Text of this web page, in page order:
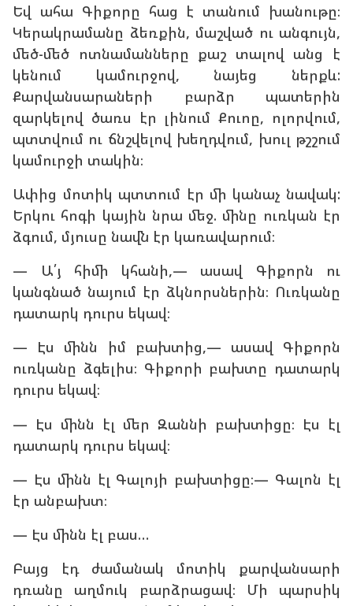
Եվ ահա Գիքորը հաց է տանում խանութը։
Կերակրամանը ձեռքին, մաշված ու անգույն,
մեծ-մեծ ոտնամանները քաշ տալով անց է
կենում կամուրջով, նայեց ներքև:
Քարվանսարաների բարձր պատերին
զարկելով ծառս էր լինում Քուոը, ոլորվում,
պտտվում ու ճնշվելով խեղդվում, խուլ թշշում
կամուրջի տակին։
Ափից մոտիկ պտտում էր մի կանաչ նավակ:
Երկու հոգի կային նրա մեջ. մինը ուռկան էր
ձգում, մյուսը նավն էր կառավարում։
— Ա՛յ հիմի կհանի,— ասավ Գիքորն ու
կանգնած նայում էր ձկնորսներին։ Ուռկանը
դատարկ դուրս եկավ։
— Էս մինն իմ բախտից,— ասավ Գիքորն
ուռկանը ձգելիս։ Գիքորի բախտը դատարկ
դուրս եկավ։
— Էս մինն էլ մեր Զաննի բախտիցը։ Էս էլ
դատարկ դուրս եկավ։
— Էս մինն էլ Գալոյի բախտիցը։— Գալոն էլ
էր անբախտ։
— Էս մինն էլ բաս…
Բայց էդ ժամանակ մոտիկ քարվանսարի
դռանը աղմուկ բարձրացավ։ Մի պարսիկ